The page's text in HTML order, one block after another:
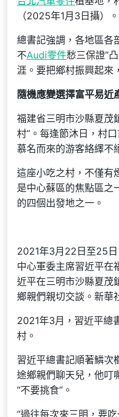
（2025年1月3日攝）
總書記強調，各地區各
不Audi零件愁三保證”
涯。要把鄉村振興起來
隨機應變選擇富平易近
福建省三明市沙縣夏茂
村”。每逢節沐日，村
慕名而來的游客絡繹不
這座小吃之村，不僅有
是中心蘇區的焦點區之
的四個出發地之一。
2021年3月22日至25日
中心軍委主席習近平在
近平在三明市沙縣夏茂
鄉親們親切交談。新華
2021年3月，習近平總
村。
習近平總書記順著鱗次
途鄉親們聊天兒，他叮
“不要挑食”。
“過往每次來三明，要